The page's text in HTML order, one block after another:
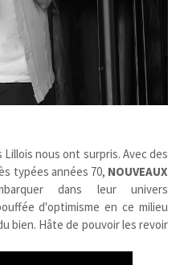
nous ont surpris. Avec des
typées années 70, NOUVEAUX
dans leur univers
d'optimisme en ce milieu
bien. Hâte de pouvoir les revoir